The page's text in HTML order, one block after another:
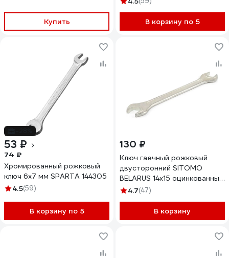
Купить В корзину по 5
53 ₽
74 ₽
Хромированный рожковый
ключ 6х7 мм SPARTA 144305
4.5(59)
В корзину по 5
130 ₽
Ключ гаечный рожковый
двусторонний SITOMO
BELARUS 14x15 оцинкованный
1141556
4.7(47)
В корзину